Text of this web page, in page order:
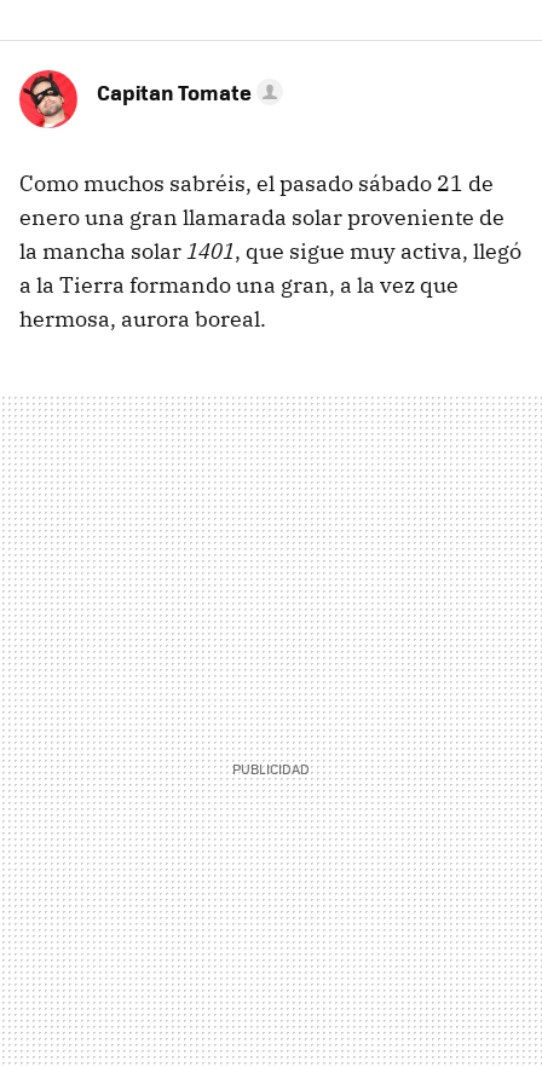
Capitan Tomate
Como muchos sabréis, el pasado sábado 21 de
enero una gran llamarada solar proveniente de
la mancha solar1401, que sigue muy activa, llegó
a la Tierra formando una gran, a la vez que
hermosa, aurora boreal.